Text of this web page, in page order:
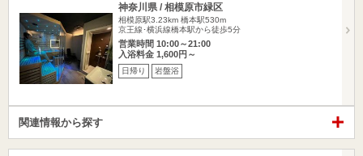
神奈川県 / 相模原市緑区
相模原駅3.23km 橋本駅530m
京王線･横浜線橋本駅から徒歩5分
営業時間 10:00～21:00
入浴料金 1,600円～
日帰り 岩盤浴
関連情報から探す